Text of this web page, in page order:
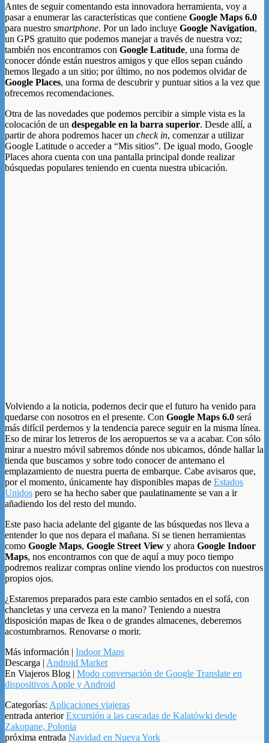
Antes de seguir comentando esta innovadora herramienta, voy a
pasar a enumerar las características que contiene Google Maps 6.0
para nuestro smartphone. Por un lado incluye Google Navigation,
un GPS gratuito que podemos manejar a través de nuestra voz;
también nos encontramos con Google Latitude, una forma de
conocer dónde están nuestros amigos y que ellos sepan cuándo
hemos llegado a un sitio; por último, no nos podemos olvidar de
Google Places, una forma de descubrir y puntuar sitios a la vez que
ofrecemos recomendaciones.
Otra de las novedades que podemos percibir a simple vista es la
colocación de un despegable en la barra superior. Desde allí, a
partir de ahora podremos hacer un check in, comenzar a utilizar
Google Latitude o acceder a “Mis sitios”. De igual modo, Google
Places ahora cuenta con una pantalla principal donde realizar
búsquedas populares teniendo en cuenta nuestra ubicación.
Volviendo a la noticia, podemos decir que el futuro ha venido para
quedarse con nosotros en el presente. Con Google Maps 6.0 será
más difícil perdernos y la tendencia parece seguir en la misma línea.
Eso de mirar los letreros de los aeropuertos se va a acabar. Con sólo
mirar a nuestro móvil sabremos dónde nos ubicamos, dónde hallar la
tienda que buscamos y sobre todo conocer de antemano el
emplazamiento de nuestra puerta de embarque. Cabe avisaros que,
por el momento, únicamente hay disponibles mapas de Estados
Unidos pero se ha hecho saber que paulatinamente se van a ir
añadiendo los del resto del mundo.
Este paso hacia adelante del gigante de las búsquedas nos lleva a
entender lo que nos depara el mañana. Si se tienen herramientas
como Google Maps, Google Street View y ahora Google Indoor
Maps, nos encontramos con que de aquí a muy poco tiempo
podremos realizar compras online viendo los productos con nuestros
propios ojos.
¿Estaremos preparados para este cambio sentados en el sofá, con
chancletas y una cerveza en la mano? Teniendo a nuestra
disposición mapas de Ikea o de grandes almacenes, deberemos
acostumbrarnos. Renovarse o morir.
Más información | Indoor Maps
Descarga | Android Market
En Viajeros Blog | Modo conversación de Google Translate en
dispositivos Apple y Android
Categorías: Aplicaciones viajeras
entrada anteriorExcursión a las cascadas de Kalatówki desde
Zakopane, Polonia
próxima entrada Navidad en Nueva York